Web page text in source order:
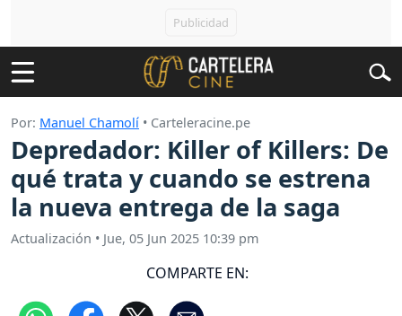
Por: Manuel Chamolí • Carteleracine.pe
Depredador: Killer of Killers: De
qué trata y cuando se estrena
la nueva entrega de la saga
Actualización • Jue, 05 Jun 2025 10:39 pm
COMPARTE EN: